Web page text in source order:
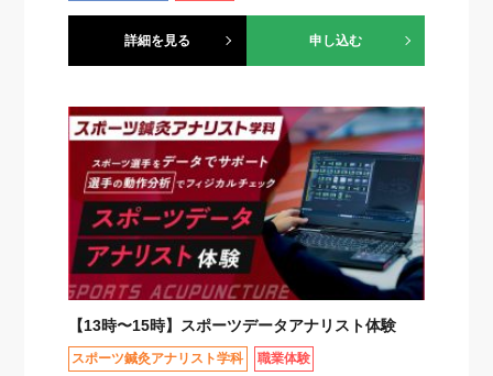
詳細を見る 申し込む
【13時〜15時】スポーツデータアナリスト体験
スポーツ鍼灸アナリスト学科 職業体験